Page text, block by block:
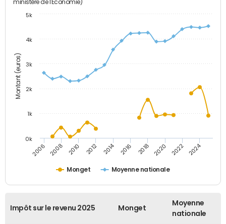
Montant (euros)
ministère de l'Economie)
Monget Moyenne nationale
2006 2008 2010 2012 2014 2016 2018 2020 2022 2024
0k
1k
2k
3k
4k
5k
Impôt sur le revenu 2025 Monget
Moyenne
nationale